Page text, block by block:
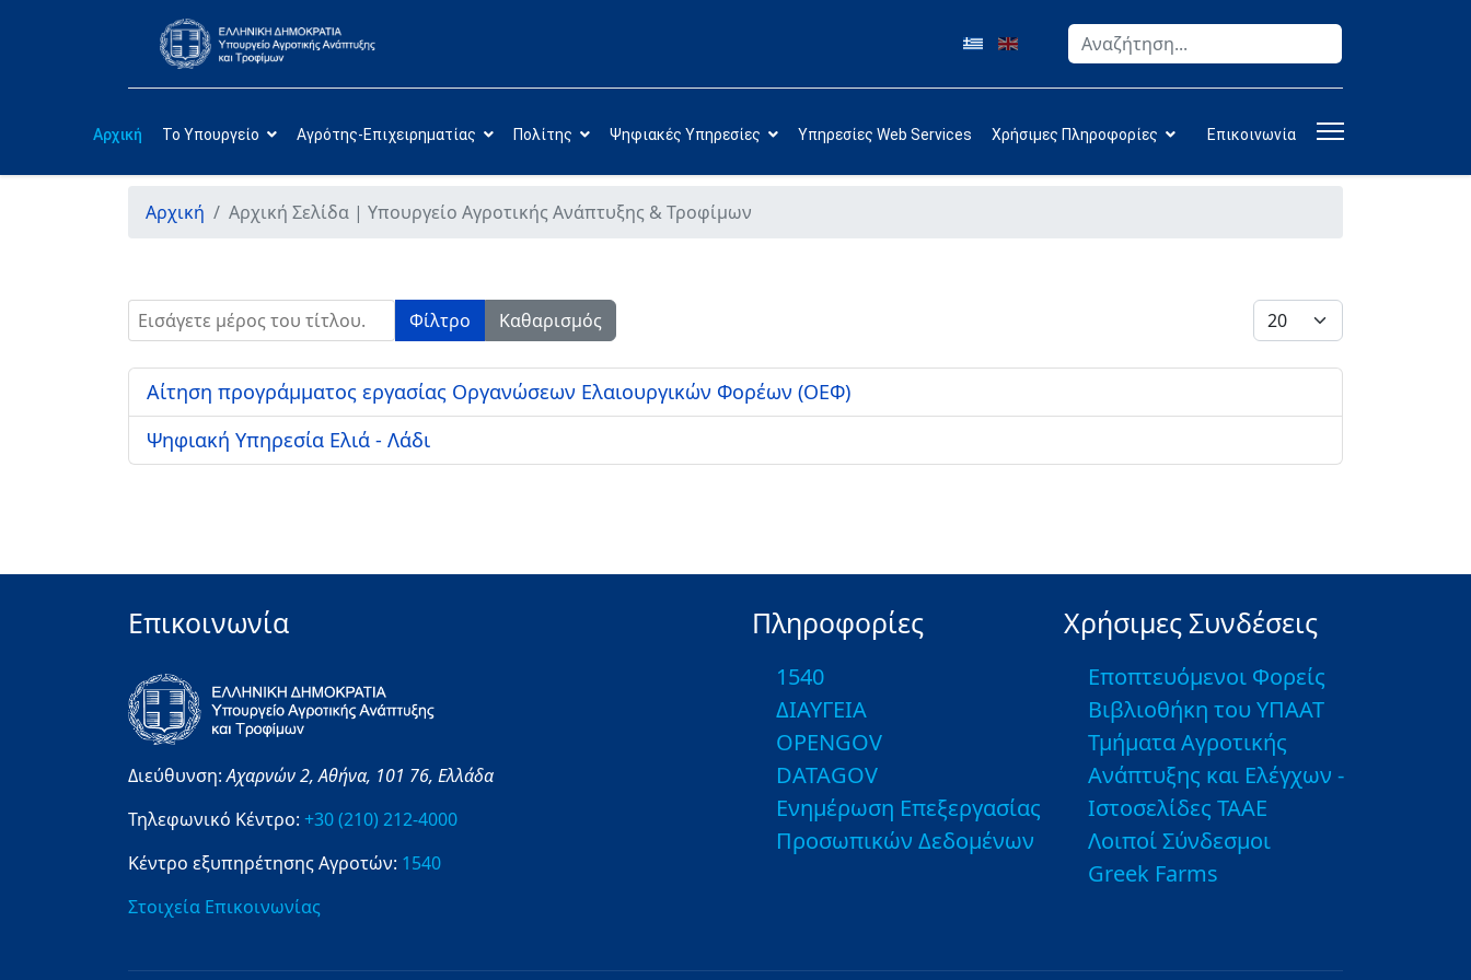
Αναζήτηση
Αρχική Το Υπουργείο Αγρότης-Επιχειρηματίας Πολίτης Ψηφιακές Υπηρεσίες Υπηρεσίες Web Services Χρήσιμες Πληροφορίες Επικοινωνία
Αρχική Αρχική Σελίδα | Υπουργείο Αγροτικής Ανάπτυξης & Τροφίμων
Εισάγετε μέρος του τίτλου. Φίλτρο Καθαρισμός Εμφάνιση #
Αίτηση προγράμματος εργασίας Οργανώσεων Ελαιουργικών Φορέων (ΟΕΦ)
Ψηφιακή Υπηρεσία Ελιά - Λάδι
Επικοινωνία
Διεύθυνση:Αχαρνών 2,Αθήνα, 101 76, Ελλάδα
Τηλεφωνικό Κέντρο: +30 (210) 212-4000
Κέντρο εξυπηρέτησης Αγροτών: 1540
Στοιχεία Επικοινωνίας
Πληροφορίες
1540
ΔΙΑΥΓΕΙΑ
OPENGOV
DATAGOV
Ενημέρωση Επεξεργασίας
Προσωπικών Δεδομένων
Χρήσιμες Συνδέσεις
Εποπτευόμενοι Φορείς
Βιβλιοθήκη του ΥΠΑΑΤ
Τμήματα Αγροτικής
Ανάπτυξης και Ελέγχων -
Ιστοσελίδες ΤΑΑΕ
Λοιποί Σύνδεσμοι
Greek Farms